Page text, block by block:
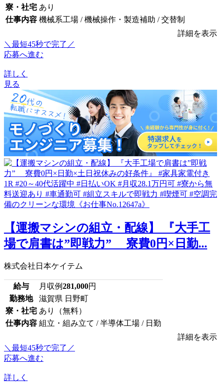
寮・社宅 あり
仕事内容 機械系工場 / 機械操作・製造補助 / 交替制
詳細を表示
＼最短45秒で完了／
応募へ進む
詳しく
見る
【運搬マシンの組立・配線】 『大手工
場で肩書は”即戦力” 寮費0円×日勤...
株式会社日本ケイテム
給与 月収例281,000円
勤務地
滋賀県 日野町
寮・社宅 あり（無料）
仕事内容 組立・組み立て / 半導体工場 / 日勤
詳細を表示
＼最短45秒で完了／
応募へ進む
詳しく